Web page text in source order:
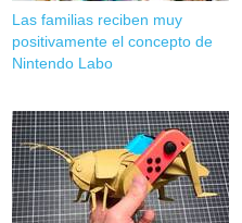
Las familias reciben muy
positivamente el concepto de
Nintendo Labo